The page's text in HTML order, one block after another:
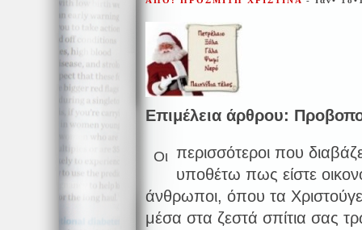
Επιμέλεια άρθρου:
Οι περισσότεροι που
υποθέτω πως είστε
άνθρωποι, όπου τα
μέσα στα ζεστά σπίτια σας